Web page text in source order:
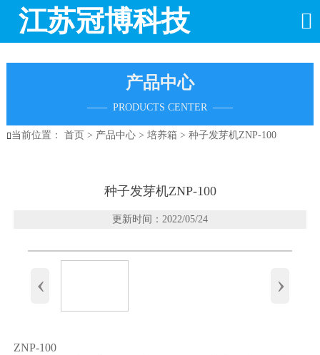
江苏冠博科技 
产品中心
—— PRODUCTS CENTER ——
当前位置： 首页 > 产品中心> 培养箱 > 种子发芽机ZNP-100
种子发芽机ZNP-100
更新时间：2022/05/24
‹ ›
ZNP-100